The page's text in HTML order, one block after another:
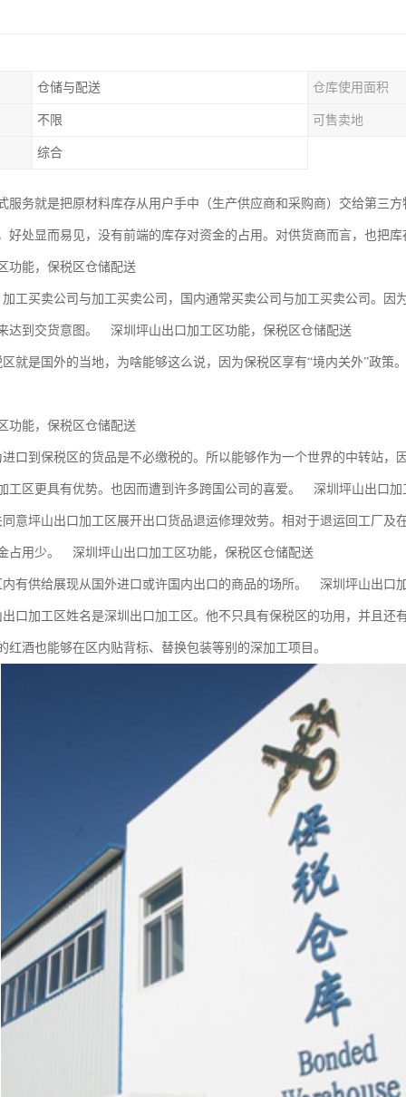
仓储与配送 仓库使用面积
不限 可售卖地
综合
服务就是把原材料库存从用户手中（生产供应商和采购商）交给第三
好处显而易见，没有前端的库存对资金的占用。对供货商而言，也把
功能，保税区仓储配送
工买卖公司与加工买卖公司，国内通常买卖公司与加工买卖公司。
达到交货意图。 深圳坪山出口加工区功能，保税区仓储配送
就是国外的当地，为啥能够这么说，因为保税区享有“境内关外”政策
功能，保税区仓储配送
口到保税区的货品是不必缴税的。所以能够作为一个世界的中转站
工区更具有优势。也因而遭到许多跨国公司的喜爱。 深圳坪山出口加
意坪山出口加工区展开出口货品退运修理效劳。相对于退运回工厂
占用少。 深圳坪山出口加工区功能，保税区仓储配送
内有供给展现从国外进口或许国内出口的商品的场所。 深圳坪山出
口加工区姓名是深圳出口加工区。他不只具有保税区的功用，并且还
红酒也能够在区内贴背标、替换包装等别的深加工项目。